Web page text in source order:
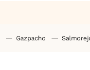
Gazpacho